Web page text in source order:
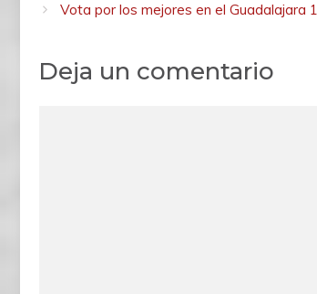
Vota por los mejores en el Guadalajara
Deja un comentario